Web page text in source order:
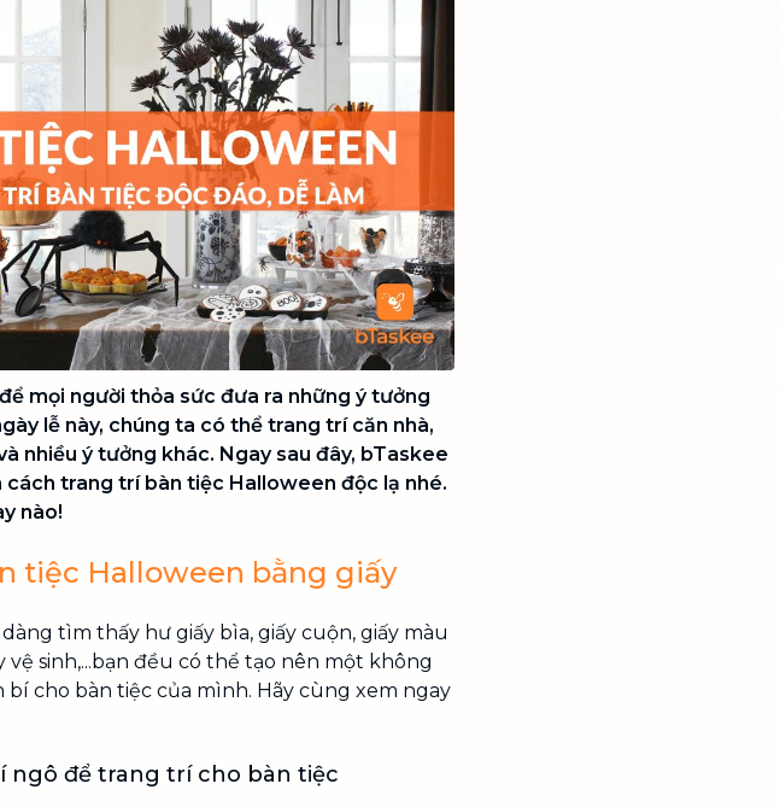
không lo dọn
NEW
cho văn
trình lớn
mọi người thỏa sức đưa ra những ý tưởng
lễ này, chúng ta có thể trang trí căn nhà,
nhiều ý tưởng khác. Ngay sau đây, bTaskee
cách trang trí bàn tiệc Halloween độc lạ nhé.
nào!
tiệc Halloween bằng giấy
tìm thấy hư giấy bìa, giấy cuộn, giấy màu
vệ sinh,...bạn đều có thể tạo nên một không
bí cho bàn tiệc của mình. Hãy cùng xem ngay
ngô để trang trí cho bàn tiệc